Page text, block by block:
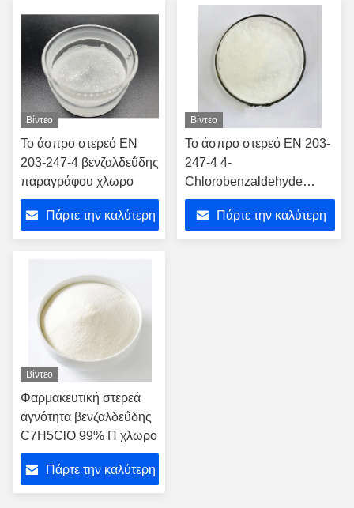
Βίντεο
Το άσπρο στερεό EN
203-247-4 βενζαλδεΰδης
παραγράφου χλωρο
Πάρτε την καλύτερη
Βίντεο
Το άσπρο στερεό EN 203-
247-4 4-
Chlorobenzaldehyde
βενζαλδεΰδης
παραγράφου χλωρο
Πάρτε την καλύτερη
Βίντεο
Φαρμακευτική στερεά
αγνότητα βενζαλδεΰδης
C7H5ClO 99% Π χλωρο
Πάρτε την καλύτερη